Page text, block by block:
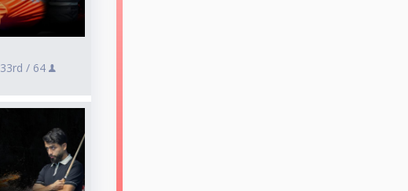
33rd / 64